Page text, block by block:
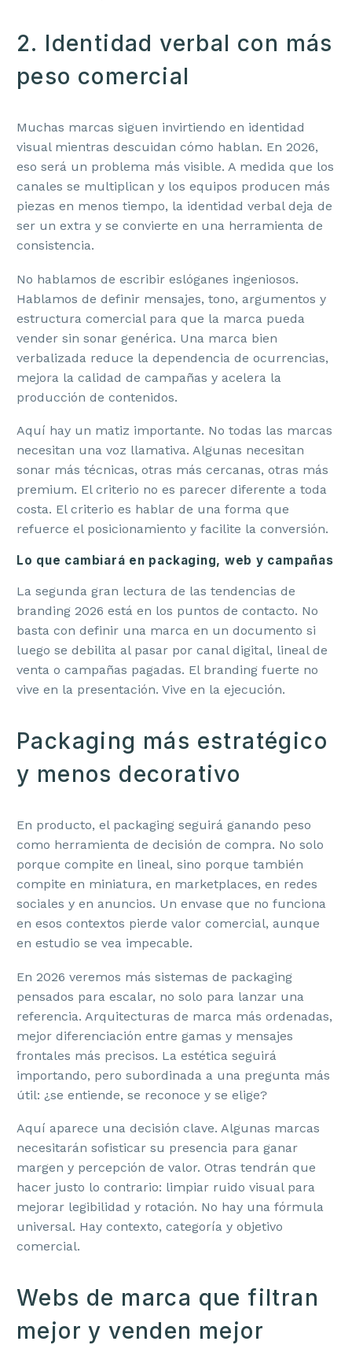
2. Identidad verbal con más
peso comercial
Muchas marcas siguen invirtiendo en identidad
visual mientras descuidan cómo hablan. En 2026,
eso será un problema más visible. A medida que los
canales se multiplican y los equipos producen más
piezas en menos tiempo, la identidad verbal deja de
ser un extra y se convierte en una herramienta de
consistencia.
No hablamos de escribir eslóganes ingeniosos.
Hablamos de definir mensajes, tono, argumentos y
estructura comercial para que la marca pueda
vender sin sonar genérica. Una marca bien
verbalizada reduce la dependencia de ocurrencias,
mejora la calidad de campañas y acelera la
producción de contenidos.
Aquí hay un matiz importante. No todas las marcas
necesitan una voz llamativa. Algunas necesitan
sonar más técnicas, otras más cercanas, otras más
premium. El criterio no es parecer diferente a toda
costa. El criterio es hablar de una forma que
refuerce el posicionamiento y facilite la conversión.
Lo que cambiará en packaging, web y campañas
La segunda gran lectura de las tendencias de
branding 2026 está en los puntos de contacto. No
basta con definir una marca en un documento si
luego se debilita al pasar por canal digital, lineal de
venta o campañas pagadas. El branding fuerte no
vive en la presentación. Vive en la ejecución.
Packaging más estratégico
y menos decorativo
En producto, el packaging seguirá ganando peso
como herramienta de decisión de compra. No solo
porque compite en lineal, sino porque también
compite en miniatura, en marketplaces, en redes
sociales y en anuncios. Un envase que no funciona
en esos contextos pierde valor comercial, aunque
en estudio se vea impecable.
En 2026 veremos más sistemas de packaging
pensados para escalar, no solo para lanzar una
referencia. Arquitecturas de marca más ordenadas,
mejor diferenciación entre gamas y mensajes
frontales más precisos. La estética seguirá
importando, pero subordinada a una pregunta más
útil: ¿se entiende, se reconoce y se elige?
Aquí aparece una decisión clave. Algunas marcas
necesitarán sofisticar su presencia para ganar
margen y percepción de valor. Otras tendrán que
hacer justo lo contrario: limpiar ruido visual para
mejorar legibilidad y rotación. No hay una fórmula
universal. Hay contexto, categoría y objetivo
comercial.
Webs de marca que filtran
mejor y venden mejor